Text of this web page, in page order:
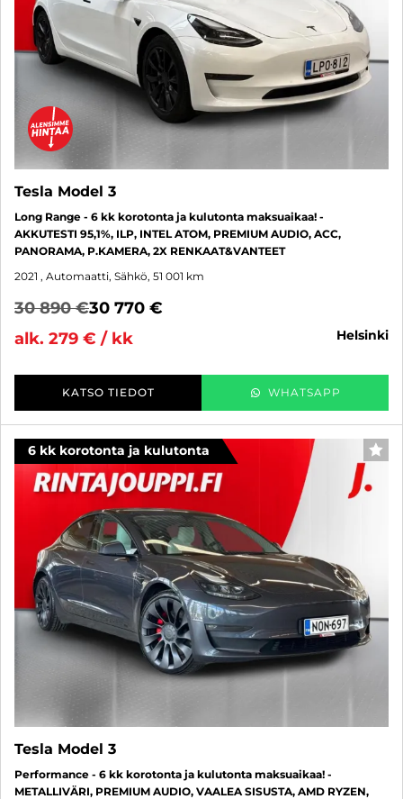
Tesla Model 3
Long Range - 6 kk korotonta ja kulutonta maksuaikaa! -
AKKUTESTI 95,1%, ILP, INTEL ATOM, PREMIUM AUDIO, ACC,
PANORAMA, P.KAMERA, 2X RENKAAT&VANTEET
2021 , Automaatti, Sähkö, 51 001 km
30 890 €30 770 €
alk. 279 € / kk
helsinki
KATSO TIEDOT WHATSAPP
6 kk korotonta ja kulutonta
Tesla Model 3
Performance - 6 kk korotonta ja kulutonta maksuaikaa! -
METALLIVÄRI, PREMIUM AUDIO, VAALEA SISUSTA, AMD RYZEN,